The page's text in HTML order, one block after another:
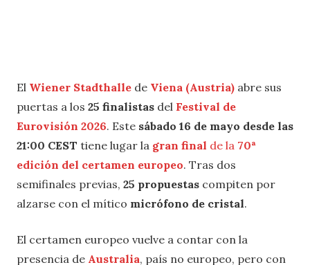
El Wiener Stadthalle de Viena (Austria) abre sus
puertas a los 25 finalistas del Festival de
Eurovisión 2026. Este sábado 16 de mayo desde las
21:00 CEST tiene lugar la gran final de la 70ª
edición del certamen europeo. Tras dos
semifinales previas, 25 propuestas compiten por
alzarse con el mítico micrófono de cristal.
El certamen europeo vuelve a contar con la
presencia de Australia, país no europeo, pero con